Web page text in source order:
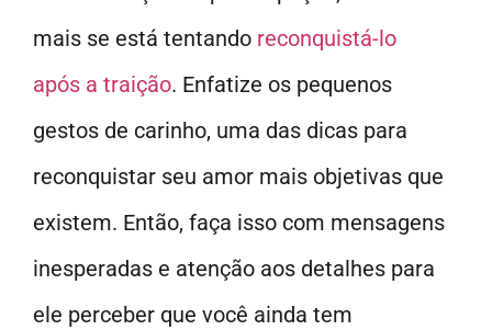
mais se está tentando reconquistá-lo
após a traição. Enfatize os pequenos
gestos de carinho, uma das dicas para
reconquistar seu amor mais objetivas que
existem. Então, faça isso com mensagens
inesperadas e atenção aos detalhes para
ele perceber que você ainda tem